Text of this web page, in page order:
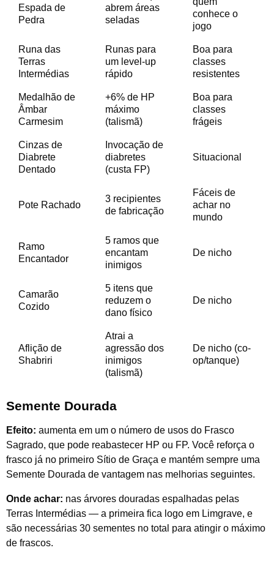
Espada de
Pedra
abrem áreas
seladas
conhece o
jogo
Runa das
Terras
Intermédias
Runas para
um level-up
rápido
Boa para
classes
resistentes
Medalhão de
Âmbar
Carmesim
+6% de HP
máximo
(talismã)
Boa para
classes
frágeis
Cinzas de
Diabrete
Dentado
Invocação de
diabretes
(custa FP)
Situacional
Pote Rachado
3 recipientes
de fabricação
Fáceis de
achar no
mundo
Ramo
Encantador
5 ramos que
encantam
inimigos
De nicho
Camarão
Cozido
5 itens que
reduzem o
dano físico
De nicho
Aflição de
Shabriri
Atrai a
agressão dos
inimigos
(talismã)
De nicho (co-
op/tanque)
Semente Dourada
Efeito: aumenta em um o número de usos do Frasco
Sagrado, que pode reabastecer HP ou FP. Você reforça o
frasco já no primeiro Sítio de Graça e mantém sempre uma
Semente Dourada de vantagem nas melhorias seguintes.
Onde achar: nas árvores douradas espalhadas pelas
Terras Intermédias — a primeira fica logo em Limgrave, e
são necessárias 30 sementes no total para atingir o máximo
de frascos.